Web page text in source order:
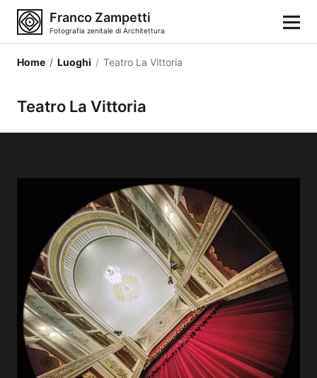
Franco Zampetti
Fotografia zenitale di Architettura
Luoghi
Città
Stili architettonici
Elementi architettonici
Architetti e autori
Gallerie a tema
Home / Luoghi / Teatro La Vittoria
Teatro La Vittoria